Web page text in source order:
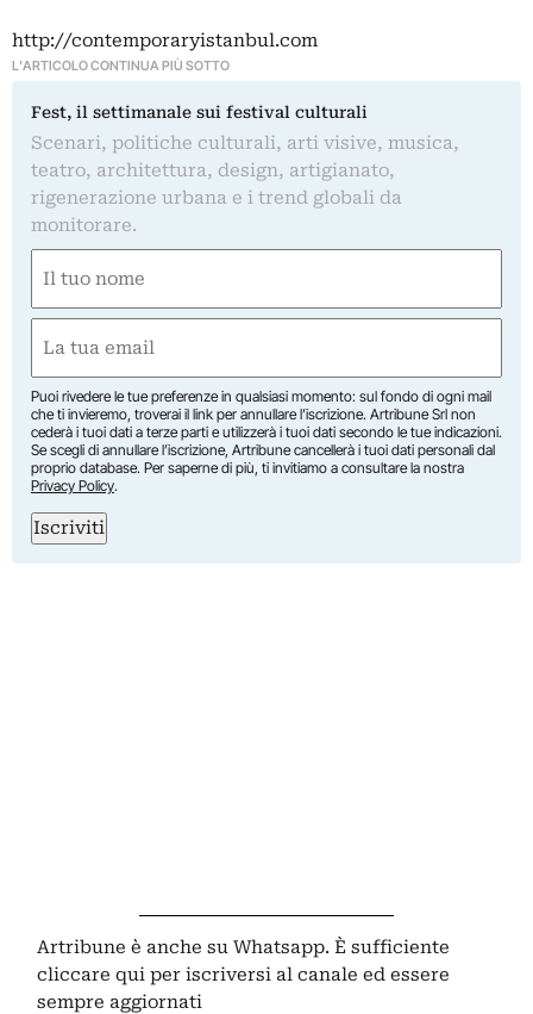
http://contemporaryistanbul.com
L'ARTICOLO CONTINUA PIÙ SOTTO
Fest, il settimanale sui festival culturali
Scenari, politiche culturali, arti visive, musica,
teatro, architettura, design, artigianato,
rigenerazione urbana e i trend globali da
monitorare.
(Required)
First
(Required)
Puoi rivedere le tue preferenze in qualsiasi momento: sul fondo di ogni mail
che ti invieremo, troverai il link per annullare l’iscrizione. Artribune Srl non
cederà i tuoi dati a terze parti e utilizzerà i tuoi dati secondo le tue indicazioni.
Se scegli di annullare l’iscrizione, Artribune cancellerà i tuoi dati personali dal
proprio database. Per saperne di più, ti invitiamo a consultare la nostra
Privacy Policy.
Iscriviti
Artribune è anche su Whatsapp. È sufficiente
cliccare qui per iscriversi al canale ed essere
sempre aggiornati